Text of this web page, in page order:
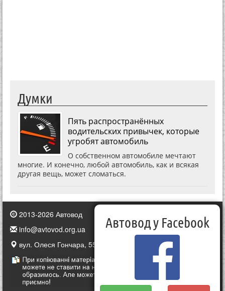
Думки
Пять распространённых
водительских привычек, которые
угробят автомобиль
О собственном автомобиле мечтают
многие. И конечно, любой автомобиль, как и всякая
другая вещь, может сломаться.
2013-2026 Автовод
info@avtovod.org.ua
вул. Олеся Гончара, 55, Київ, Україна
Автовод у Facebook